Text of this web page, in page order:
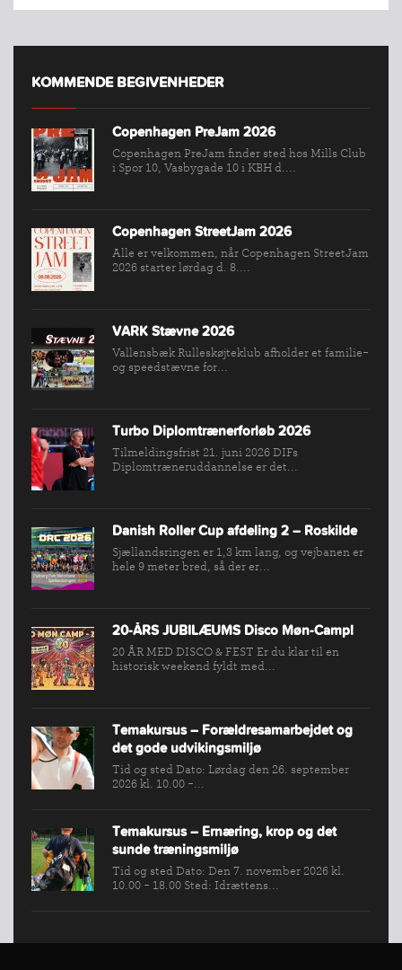
INDMELDELSE
BREDDEPULJE
FIND
KLUB
SPORTSGRENE
FORBUNDET
VÆRKTØJSKASSEN
KONKURRENCER
KOMMENDE BEGIVENHEDER
Copenhagen PreJam 2026
Copenhagen PreJam finder sted hos Mills Club
i Spor 10, Vasbygade 10 i KBH d....
Copenhagen StreetJam 2026
Alle er velkommen, når Copenhagen StreetJam
2026 starter lørdag d. 8....
VARK Stævne 2026
Vallensbæk Rulleskøjteklub afholder et familie-
og speedstævne for...
Turbo Diplomtrænerforløb 2026
Tilmeldingsfrist 21. juni 2026 DIFs
Diplomtræneruddannelse er det...
Danish Roller Cup afdeling 2 – Roskilde
Sjællandsringen er 1,3 km lang, og vejbanen er
hele 9 meter bred, så der er...
20-ÅRS JUBILÆUMS Disco Møn-Camp!
20 ÅR MED DISCO & FEST Er du klar til en
historisk weekend fyldt med...
Temakursus – Forældresamarbejdet og
det gode udvikingsmiljø
Tid og sted Dato: Lørdag den 26. september
2026 kl. 10.00 -...
Temakursus – Ernæring, krop og det
sunde træningsmiljø
Tid og sted Dato: Den 7. november 2026 kl.
10.00 - 18.00 Sted: Idrættens...